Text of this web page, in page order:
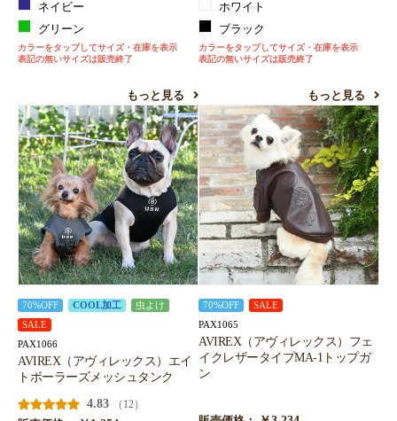
ネイビー
グリーン
カラーをタップしてサイズ・在庫を表示
表記の無いサイズは販売終了
もっと見る
ホワイト
ブラック
カラーをタップしてサイズ・在庫を表示
表記の無いサイズは販売終了
もっと見る
70%OFF COOL加工
虫よけ
SALE
PAX1066
AVIREX（アヴィレックス）エイ
トボーラーズメッシュタンク
4.83
（12）
70%OFF SALE
PAX1065
AVIREX（アヴィレックス）フェ
イクレザータイプMA-1トップガ
ン